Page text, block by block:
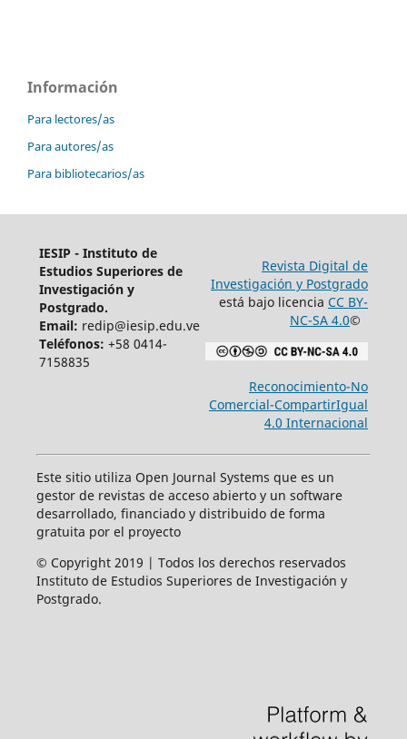
Información
Para lectores/as
Para autores/as
Para bibliotecarios/as
IESIP - Instituto de
Estudios Superiores de
Investigación y
Postgrado.
Email: redip@iesip.edu.ve
Teléfonos: +58 0414-
7158835
Revista Digital de
Investigación y Postgrado
está bajo licencia CC BY-
NC-SA 4.0©
Reconocimiento-No
Comercial-CompartirIgual
4.0 Internacional
Este sitio utiliza Open Journal Systems que es un
gestor de revistas de acceso abierto y un software
desarrollado, financiado y distribuido de forma
gratuita por el proyecto
© Copyright 2019 | Todos los derechos reservados
Instituto de Estudios Superiores de Investigación y
Postgrado.